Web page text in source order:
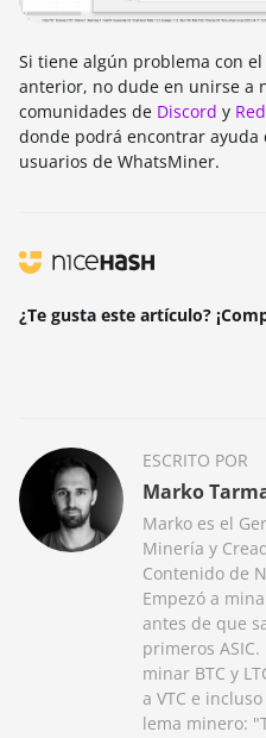
Si tiene algún problema con
anterior, no dude en unirse a
comunidades de Discord y
donde podrá encontrar ayuda
usuarios de WhatsMiner.
¿Te gusta este artículo?
ESCRITO POR
Marko
Marko es el
Minería y
Contenido de
Empezó a
antes de que
primeros ASIC.
minar BTC y
a VTC e incluso
lema minero: